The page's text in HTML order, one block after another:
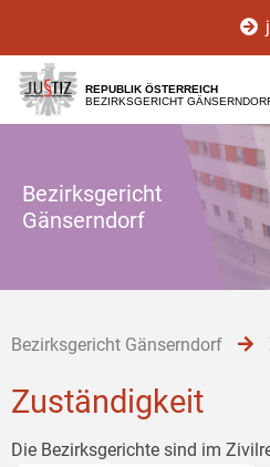
[1]
[2]
[3]
REPUBLIK ÖSTERREICH
BEZIRKSGERICHT
Bezirksgericht
Gänserndorf
Bezirksgericht Gänserndorf
Zuständigkeit
Die Bezirksgerichte sind im